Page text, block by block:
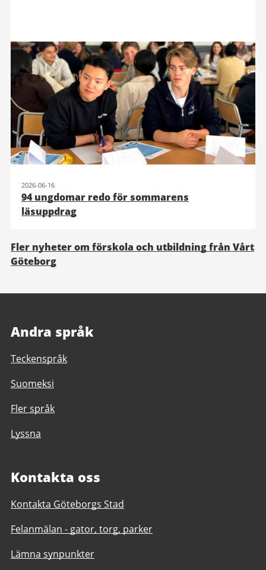
2026-06-16
94 ungdomar redo för sommarens
läsuppdrag
Fler nyheter om förskola och utbildning från Vårt
Göteborg
Andra språk
Teckenspråk
Suomeksi
Fler språk
Lyssna
Kontakta oss
Kontakta Göteborgs Stad
Felanmälan - gator, torg, parker
Lämna synpunkter